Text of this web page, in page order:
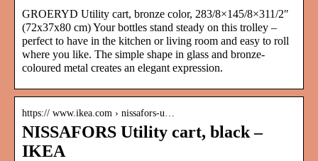
GROERYD Utility cart, bronze color, 283/8×145/8×311/2″
(72x37x80 cm) Your bottles stand steady on this trolley –
perfect to have in the kitchen or living room and easy to roll
where you like. The simple shape in glass and bronze-
coloured metal creates an elegant expression.
https:// www.ikea.com › nissafors-u…
NISSAFORS Utility cart, black –
IKEA